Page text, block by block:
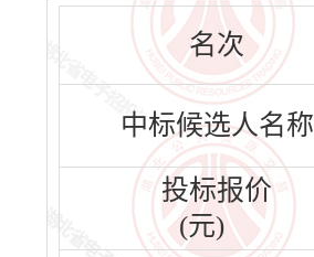
名次
中标候选人名称
投标报价
(元)